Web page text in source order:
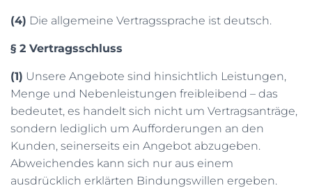
(4) Die allgemeine Vertragssprache ist deutsch.
§ 2 Vertragsschluss
(1) Unsere Angebote sind hinsichtlich Leistungen,
Menge und Nebenleistungen freibleibend – das
bedeutet, es handelt sich nicht um Vertragsanträge,
sondern lediglich um Aufforderungen an den
Kunden, seinerseits ein Angebot abzugeben.
Abweichendes kann sich nur aus einem
ausdrücklich erklärten Bindungswillen ergeben.